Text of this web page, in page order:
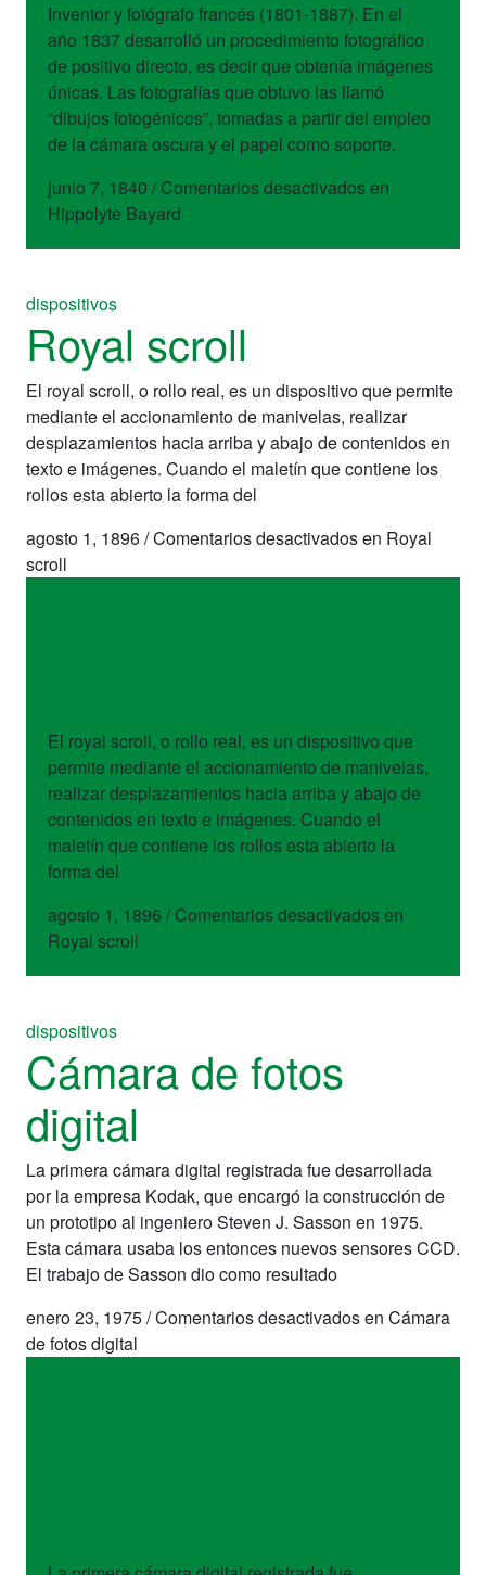
Inventor y fotógrafo francés (1801-1887). En el
año 1837 desarrolló un procedimiento fotográfico
de positivo directo, es decir que obtenía imágenes
únicas. Las fotografías que obtuvo las llamó
“dibujos fotogénicos”, tomadas a partir del empleo
de la cámara oscura y el papel como soporte.
junio 7, 1840 / Comentarios desactivadosen
Hippolyte Bayard
dispositivos
Royal scroll
El royal scroll, o rollo real, es un dispositivo que permite
mediante el accionamiento de manivelas, realizar
desplazamientos hacia arriba y abajo de contenidos en
texto e imágenes. Cuando el maletín que contiene los
rollos esta abierto la forma del
agosto 1, 1896/Comentarios desactivadosen Royal
scroll
El royal scroll, o rollo real, es un dispositivo que
permite mediante el accionamiento de manivelas,
realizar desplazamientos hacia arriba y abajo de
contenidos en texto e imágenes. Cuando el
maletín que contiene los rollos esta abierto la
forma del
agosto 1, 1896 / Comentarios desactivadosen
Royal scroll
dispositivos
Cámara de fotos
digital
La primera cámara digital registrada fue desarrollada
por la empresa Kodak, que encargó la construcción de
un prototipo al ingeniero Steven J. Sasson en 1975.
Esta cámara usaba los entonces nuevos sensores CCD.
El trabajo de Sasson dio como resultado
enero 23, 1975/Comentarios desactivadosen Cámara
de fotos digital